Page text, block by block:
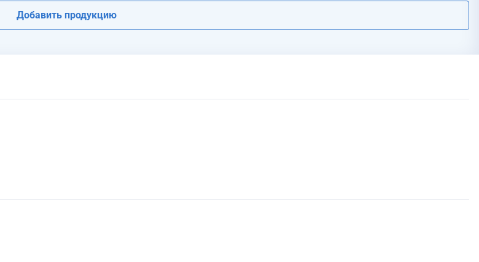
Добавить продукцию